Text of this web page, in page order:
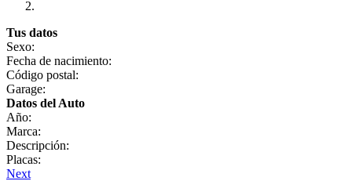
Tus datos
Sexo:
Fecha de nacimiento:
Código postal:
Garage:
Datos del Auto
Año:
Marca:
Descripción:
Placas:
Next